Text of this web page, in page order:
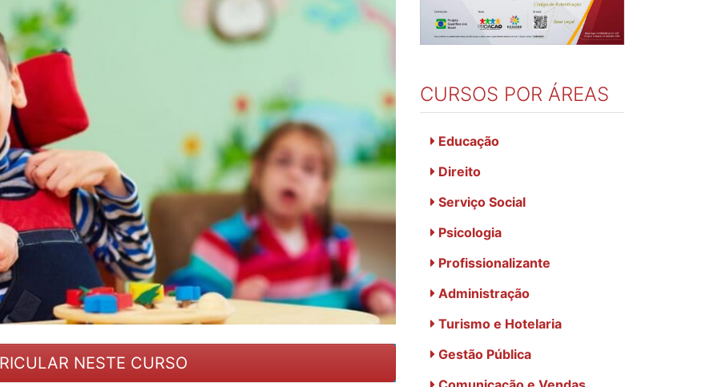
NESTE CURSO
CURSOS POR ÁREAS
Educação
Direito
Serviço Social
Psicologia
Profissionalizante
Administração
Turismo e Hotelaria
Gestão Pública